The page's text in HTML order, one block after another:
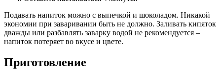
Подавать напиток можно с выпечкой и шоколадом. Никакой
экономии при заваривании быть не должно. Заливать кипяток
дважды или разбавлять заварку водой не рекомендуется –
напиток потеряет во вкусе и цвете.
Приготовление